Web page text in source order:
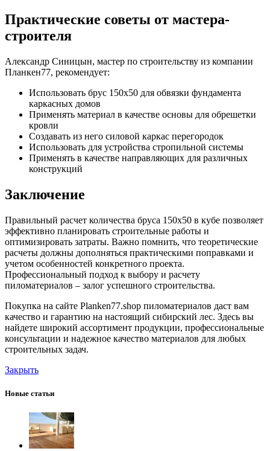
Практические советы от мастера-
строителя
Александр Синицын, мастер по строительству из компании
Планкен77, рекомендует:
Использовать брус 150х50 для обвязки фундамента
каркасных домов
Применять материал в качестве основы для обрешетки
кровли
Создавать из него силовой каркас перегородок
Использовать для устройства стропильной системы
Применять в качестве направляющих для различных
конструкций
Заключение
Правильный расчет количества бруса 150х50 в кубе позволяет
эффективно планировать строительные работы и
оптимизировать затраты. Важно помнить, что теоретические
расчеты должны дополняться практическими поправками и
учетом особенностей конкретного проекта.
Профессиональный подход к выбору и расчету
пиломатериалов – залог успешного строительства.
Покупка на сайте Planken77.shop пиломатериалов даст вам
качество и гарантию на настоящий сибирский лес. Здесь вы
найдете широкий ассортимент продукции, профессиональные
консультации и надежное качество материалов для любых
строительных задач.
Закрыть
Новые статьи